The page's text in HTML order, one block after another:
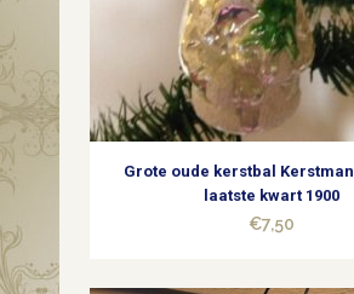
Grote oude kerstbal
laatste kwart 1900
€7,50